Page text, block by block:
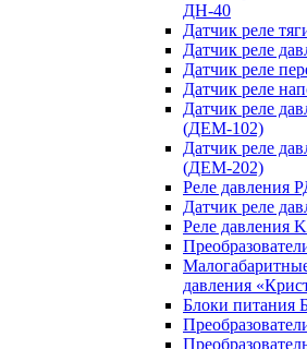
ДН-40
Датчик реле
Датчик реле
Датчик реле
Датчик реле
Датчик реле
(ДЕМ-102)
Датчик реле
(ДЕМ-202)
Реле давления
Датчик реле
Реле давления
давления
Блоки питания